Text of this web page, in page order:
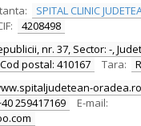
SPITAL CLINIC
4208498
nr. 37, Sector: -,
postal: 410167
Tara:
oradea.ro
259417169
E-mail: